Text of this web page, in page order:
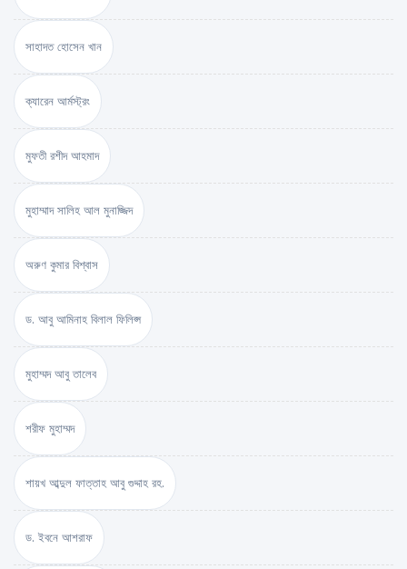
সাহাদত হোসেন খান
ক্যারেন আর্মস্ট্রং
মুফতী রশীদ আহমাদ
মুহাম্মাদ সালিহ আল মুনাজ্জিদ
অরুণ কুমার বিশ্বাস
ড. আবু আমিনাহ বিলাল ফিলিপ্স
মুহাম্মদ আবু তালেব
শরীফ মুহাম্মদ
শায়খ আব্দুল ফাত্তাহ আবু গুদ্দাহ রহ.
ড. ইবনে আশরাফ